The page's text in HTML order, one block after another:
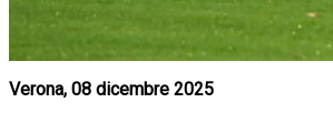
Verona, 08 dicembre 2025